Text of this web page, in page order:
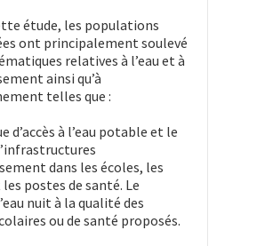
étude, les populations
ont principalement soulevé
relatives à l’eau et à
ainsi qu’à
telles que :
d’accès à l’eau potable et le
dans les écoles, les
postes de santé. Le
nuit à la qualité des
ou de santé proposés.